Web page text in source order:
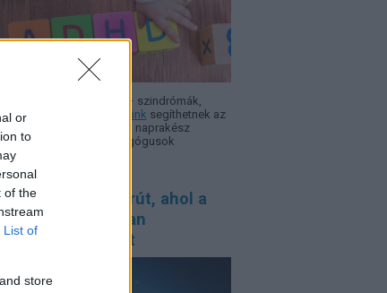
or
to
of the
List of
store
autizmus, Asperger – szindró­mák,
nehézségek.
Szakcikkeink segíthetnek az
hogy minél több, naprakész
álljon a szülők, pedagógusok
kerékpárút, ahol a
legalább olyan
mint az út